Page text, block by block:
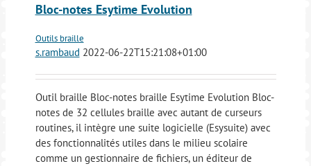
Bloc-notes Esytime Evolution
Outils braille
s.rambaud 2022-06-22T15:21:08+01:00
Outil braille Bloc-notes braille Esytime Evolution Bloc-
notes de 32 cellules braille avec autant de curseurs
routines, il intègre une suite logicielle (Esysuite) avec
des fonctionnalités utiles dans le milieu scolaire
comme un gestionnaire de fichiers, un éditeur de